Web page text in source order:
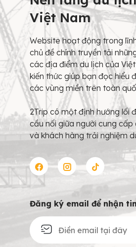
Việt Nam
Website hoạt động trong
chủ đề chính truyền tải
các địa điểm du lịch của
kiến thức giúp bạn đọc hiểu
các vùng miền trên toàn
2Trip có một định hướng lối
cầu nối giữa người cung cấp
và khách hàng trải nghiệm
Đăng ký email để nhận